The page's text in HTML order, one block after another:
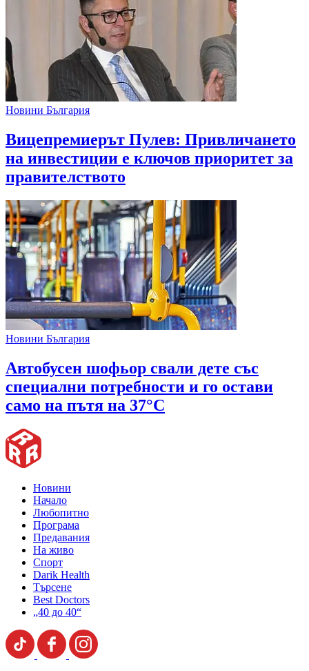
Новини България
Вицепремиерът Пулев: Привличането
на инвестиции е ключов приоритет за
правителството
Новини България
Автобусен шофьор свали дете със
специални потребности и го остави
само на пътя на 37°C
Новини
Начало
Любопитно
Програма
Предавания
На живо
Спорт
Darik Health
Търсене
Best Doctors
„40 до 40“